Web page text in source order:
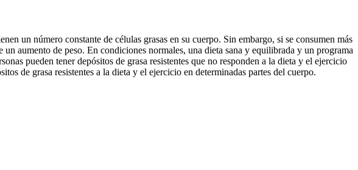
un número constante de células grasas en su cuerpo. Sin embargo, si se consumen más
aumento de peso. En condiciones normales, una dieta sana y equilibrada y un programa
pueden tener depósitos de grasa resistentes que no responden a la dieta y el ejercicio
de grasa resistentes a la dieta y el ejercicio en determinadas partes del cuerpo.